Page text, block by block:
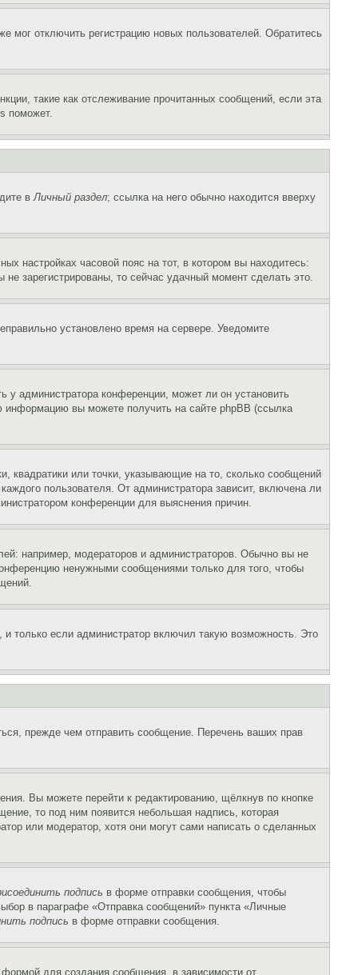
мог отключить регистрацию новых пользователей. Обратитесь
такие как отслеживание прочитанных сообщений, если эта
поможет.
вЛичный раздел; ссылка на него обычно находится вверху
настройках часовой пояс на тот, в котором вы находитесь:
зарегистрированы, то сейчас удачный момент сделать это.
установлено время на сервере. Уведомите
у администратора конференции, может ли он установить
информацию вы можете получить на сайте phpBB (ссылка
квадратики или точки, указывающие на то, сколько сообщений
пользователя. От администратора зависит, включена ли
конференции для выяснения причин.
например, модераторов и администраторов. Обычно вы не
ненужными сообщениями только для того, чтобы
только если администратор включил такую возможность. Это
прежде чем отправить сообщение. Перечень ваших прав
Вы можете перейти к редактированию, щёлкнув по кнопке
то под ним появится небольшая надпись, которая
или модератор, хотя они могут сами написать о сделанных
подпись в форме отправки сообщения, чтобы
в параграфе «Отправка сообщений» пункта «Личные
подпись в форме отправки сообщения.
формой для создания сообщения, в зависимости от